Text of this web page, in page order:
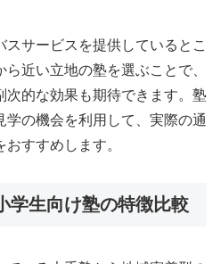
サービスを提供しているとこ
近い立地の塾を選ぶことで、
次的な効果も期待できます。塾
の機会を利用して、実際の通
すすめします。
学生向け塾の特徴比較